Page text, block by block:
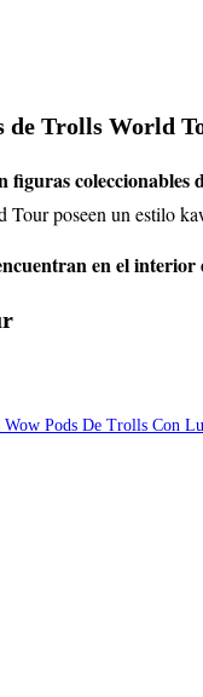
de Trolls World
coleccionables
poseen un estilo
en el interior